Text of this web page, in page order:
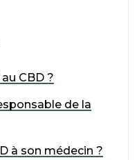
CBD ?
de la
à son médecin ?